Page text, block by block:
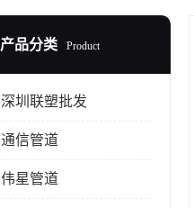
产品分类 Product
深圳联塑批发
通信管道
伟星管道